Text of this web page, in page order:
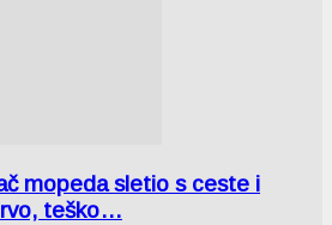
mopeda sletio s ceste i
teško…